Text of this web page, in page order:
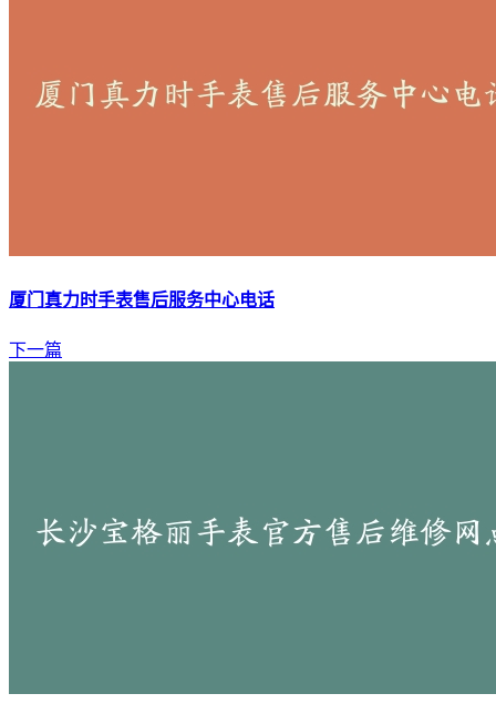
厦门真力时手表售后服务中心电话
下一篇